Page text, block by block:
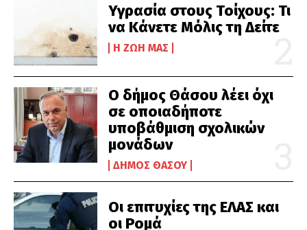
Υγρασία στους Τοίχους: Τι
να Κάνετε Μόλις τη Δείτε
Η ΖΩΉ ΜΑΣ
Ο δήμος Θάσου λέει όχι
σε οποιαδήποτε
υποβάθμιση σχολικών
μονάδων
ΔΉΜΟΣ ΘΆΣΟΥ
Οι επιτυχίες της ΕΛΑΣ και
οι Ρομά